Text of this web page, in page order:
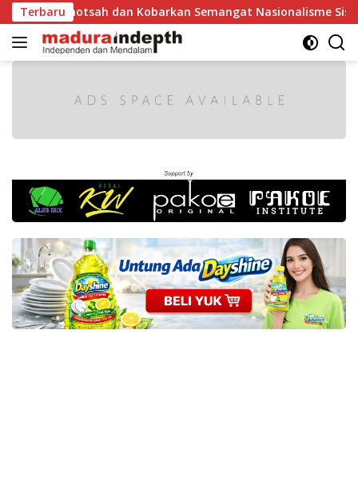
Langsung
ke
konten
Terbaru
dan Kobarkan Semangat Nasionalisme Siswa